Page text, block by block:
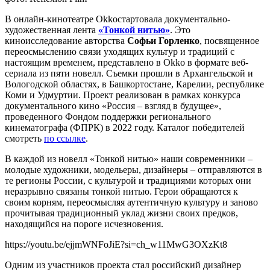
В онлайн-кинотеатре Okkoстартовала документально-
художественная лента «Тонкой нитью». Это
киноисследование авторства Софьи Горленко, посвященное
переосмыслению связи уходящих культур и традиций с
настоящим временем, представлено в Okko в формате веб-
сериала из пяти новелл. Съемки прошли в Архангельской и
Вологодской областях, в Башкортостане, Карелии, республике
Коми и Удмуртии. Проект реализован в рамках конкурса
документального кино «Россия – взгляд в будущее»,
проведенного Фондом поддержки регионального
кинематографа (ФПРК) в 2022 году. Каталог победителей
смотреть по ссылке.
В каждой из новелл «Тонкой нитью» наши современники –
молодые художники, модельеры, дизайнеры – отправляются в
те регионы России, с культурой и традициями которых они
неразрывно связаны тонкой нитью. Герои обращаются к
своим корням, переосмысляя аутентичную культуру и заново
прочитывая традиционный уклад жизни своих предков,
находящийся на пороге исчезновения.
https://youtu.be/ejjmWNFoJiE?si=ch_w11MwG3OXzKt8
Одним из участников проекта стал российский дизайнер